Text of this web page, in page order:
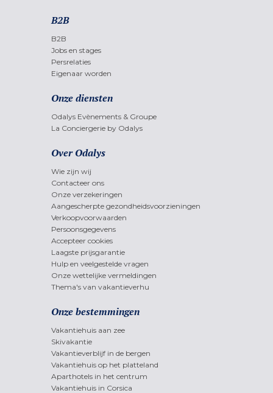
B2B
B2B
Jobs en stages
Persrelaties
Eigenaar worden
Onze diensten
Odalys Evènements & Groupe
La Conciergerie by Odalys
Over Odalys
Wie zijn wij
Contacteer ons
Onze verzekeringen
Aangescherpte gezondheidsvoorzieningen
Verkoopvoorwaarden
Persoonsgegevens
Accepteer cookies
Laagste prijsgarantie
Hulp en veelgestelde vragen
Onze wettelijke vermeldingen
Thema's van vakantieverhu
Onze bestemmingen
Vakantiehuis aan zee
Skivakantie
Vakantieverblijf in de bergen
Vakantiehuis op het platteland
Aparthotels in het centrum
Vakantiehuis in Corsica